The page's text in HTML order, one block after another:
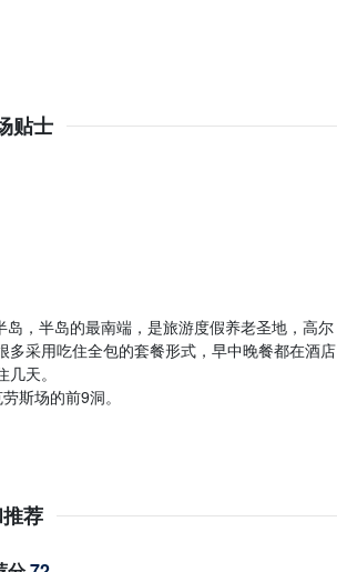
贴士
，半岛的最南端，是旅游度假养老圣地，高尔
采用吃住全包的套餐形式，早中晚餐都在酒店
天。
斯场的前9洞。
荐